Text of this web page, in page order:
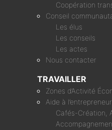
Coopération
Conseil
Les élus
Les conseils
Les actes
Nous contacter
TRAVAILLER
Zones d’Activité
Aide à
Cafés-Création,